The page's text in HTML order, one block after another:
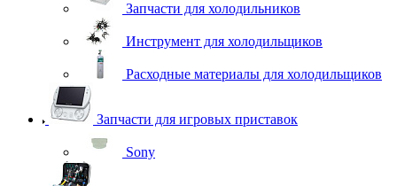
Запчасти для холодильников
Инструмент для холодильщиков
Расходные материалы для холодильщиков
Запчасти для игровых приставок
Sony